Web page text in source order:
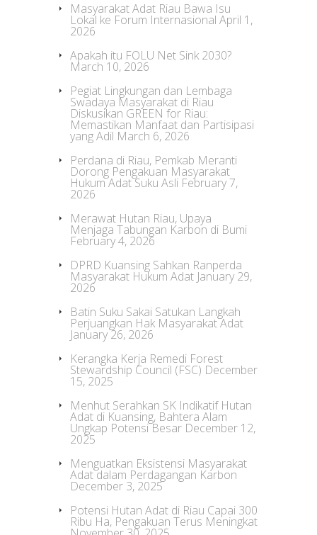
Masyarakat Adat Riau Bawa Isu
Lokal ke Forum Internasional April 1,
2026
Apakah itu FOLU Net Sink 2030?
March 10, 2026
Pegiat Lingkungan dan Lembaga
Swadaya Masyarakat di Riau
Diskusikan GREEN for Riau:
Memastikan Manfaat dan Partisipasi
yang Adil March 6, 2026
Perdana di Riau, Pemkab Meranti
Dorong Pengakuan Masyarakat
Hukum Adat Suku Asli February 7,
2026
Merawat Hutan Riau, Upaya
Menjaga Tabungan Karbon di Bumi
February 4, 2026
DPRD Kuansing Sahkan Ranperda
Masyarakat Hukum Adat January 29,
2026
Batin Suku Sakai Satukan Langkah
Perjuangkan Hak Masyarakat Adat
January 26, 2026
Kerangka Kerja Remedi Forest
Stewardship Council (FSC) December
15, 2025
Menhut Serahkan SK Indikatif Hutan
Adat di Kuansing, Bahtera Alam
Ungkap Potensi Besar December 12,
2025
Menguatkan Eksistensi Masyarakat
Adat dalam Perdagangan Karbon
December 3, 2025
Potensi Hutan Adat di Riau Capai 300
Ribu Ha, Pengakuan Terus Meningkat